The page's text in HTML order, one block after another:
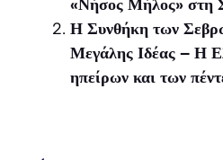
«Νήσος Μήλος» στη
Η Συνθήκη των
Μεγάλης Ιδέας – Η
ηπείρων και των